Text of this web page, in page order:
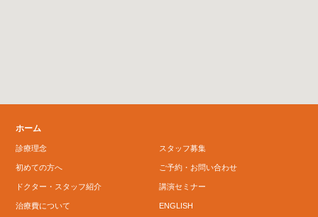
ホーム
診療理念
初めての方へ
ドクター・スタッフ紹介
治療費について
スタッフ募集
ご予約・お問い合わせ
講演セミナー
ENGLISH